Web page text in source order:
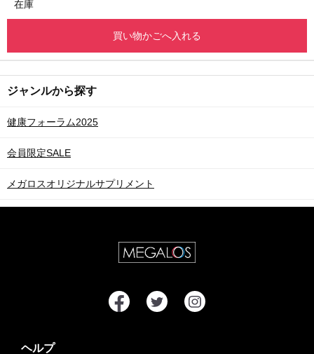
在庫
買い物かごへ入れる
ジャンルから探す
健康フォーラム2025
会員限定SALE
メガロスオリジナルサプリメント
ヘルプ